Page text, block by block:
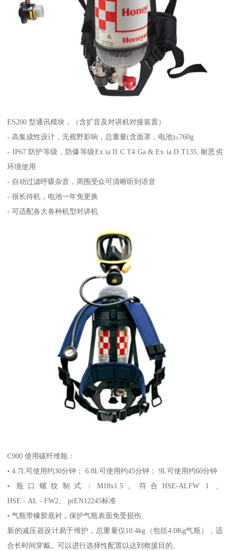
ES200 型通讯模块，（含扩音及对讲机对接装置）
- 高集成性设计，无视野影响，总重量(含面罩，电池)≤760g
- IP67 防护等级，防爆等级Ex ia II C T4 Ga & Ex ia D T135, 耐恶劣
环境使用
- 自动过滤呼吸杂音，周围受众可清晰听到语音
- 很长待机，电池一年免更换
- 可适配各大各种机型对讲机
C900 使用碳纤维瓶：
• 4.7L可使用约30分钟； 6.8L可使用约45分钟； 9L可使用约60分钟
• 瓶口螺纹制式：M18x1.5。符合HSE-ALFW 1 、
HSE - AL - FW2、 prEN12245标准
• 气瓶带橡胶底衬，保护气瓶表面免受损伤
新的减压器设计易于维护，总重量仅10.4kg（包括4.0Kg气瓶），适
合长时间穿戴。可以进行选择性配置以达到救援目的。